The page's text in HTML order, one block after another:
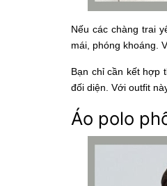
Nếu các chàng trai
mái, phóng khoáng.
Bạn chỉ cần kết hợp
đối diện. Với outfit
Áo polo